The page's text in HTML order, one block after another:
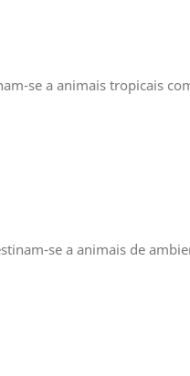
se a animais tropicais
se a animais de